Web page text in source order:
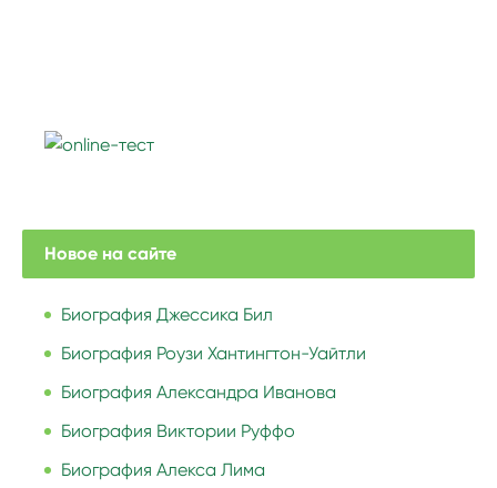
Новое на сайте
Биография Джессика Бил
Биография Роузи Хантингтон-Уайтли
Биография Александра Иванова
Биография Виктории Руффо
Биография Алекса Лима